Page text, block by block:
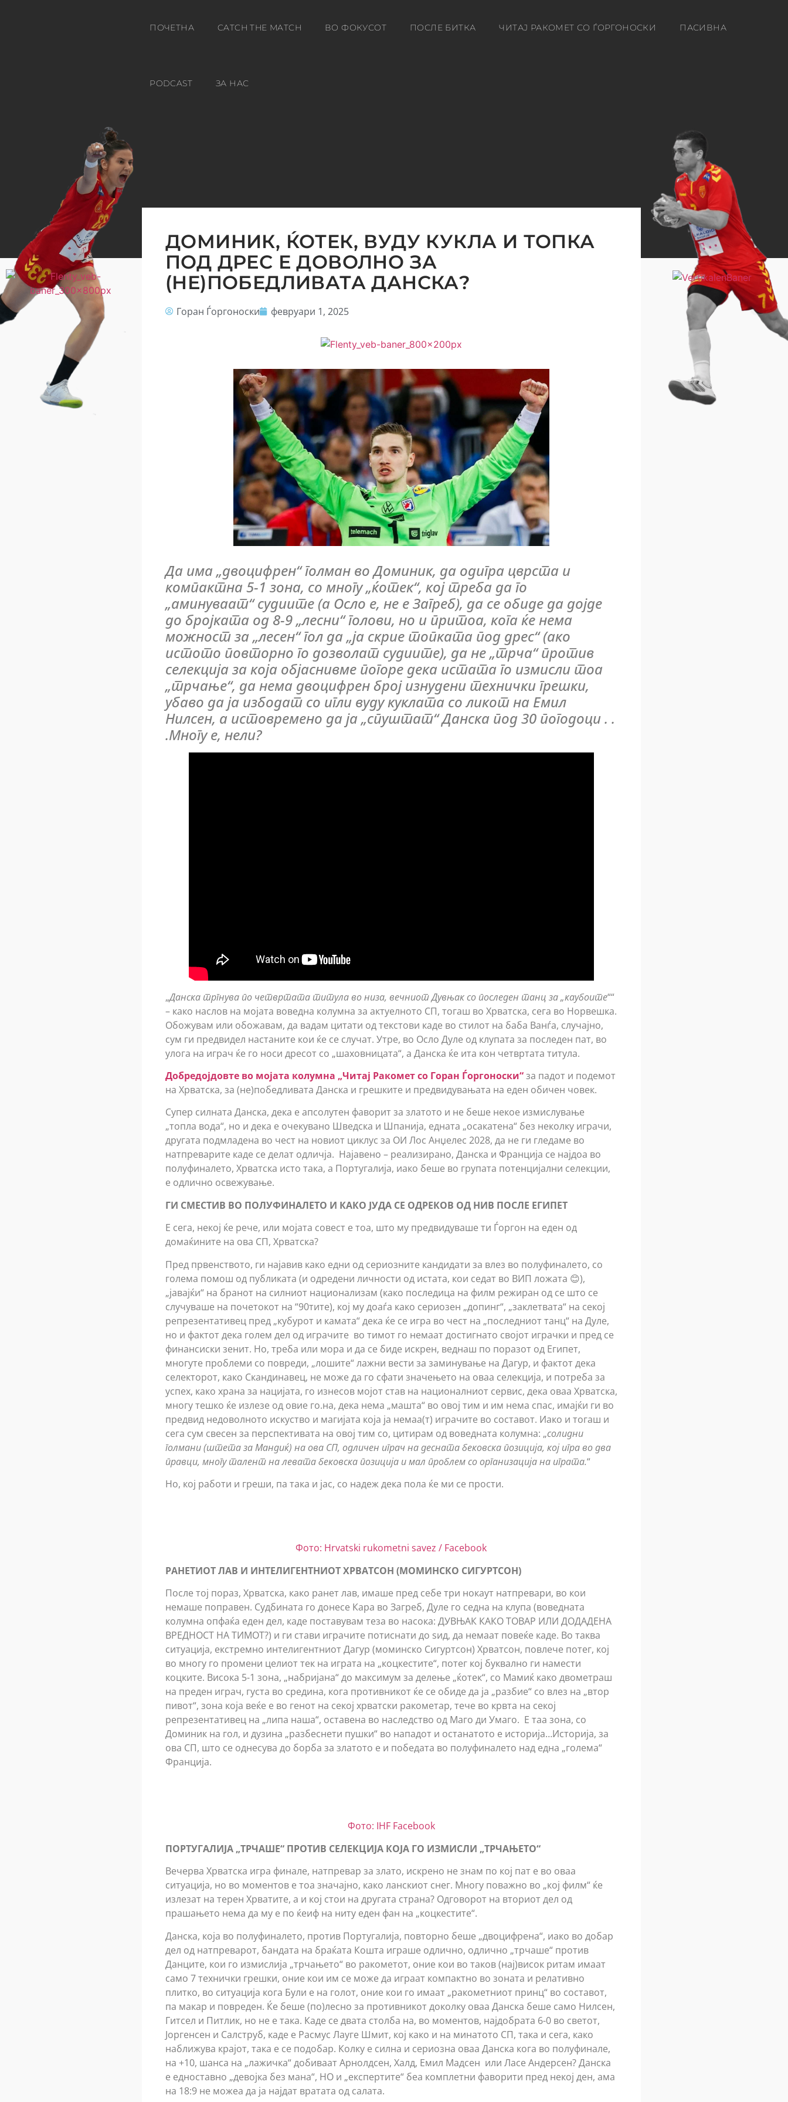
ПОЧЕТНА CATCH THE MATCH ВО ФОКУСОТ ПОСЛЕ БИТКА ЧИТАЈ РАКОМЕТ СО ЃОРГОНОСКИ ПАСИВНА
PODCAST ЗА НАС
ДОМИНИК, ЌОТЕК, ВУДУ КУКЛА И ТОПКА
ПОД ДРЕС Е ДОВОЛНО ЗА
(НЕ)ПОБЕДЛИВАТА ДАНСКА?
Горан Ѓоргоноски февруари 1, 2025
Да има „двоцифрен“ голман во Доминик, да одигра цврста и
компактна 5-1 зона, со многу „ќотек“, кој треба да го
„аминуваат“ судиите (а Осло е, не е Загреб), да се обиде да дојде
до бројката од 8-9 „лесни“ голови, но и притоа, кога ќе нема
можност за „лесен“ гол да „ја скрие топката под дрес“ (ако
истото повторно го дозволат судиите), да не „трча“ против
селекција за која објаснивме погоре дека истата го измисли тоа
„трчање“, да нема двоцифрен број изнудени технички грешки,
убаво да ја избодат со игли вуду куклата со ликот на Емил
Нилсен, а истовремено да ја „спуштат“ Данска под 30 погодоци . .
.Многу е, нели?
„Данска тргнува по четвртата титула во низа, вечниот Дувњак со последен танц за „каубоите““
– како наслов на мојата воведна колумна за актуелното СП, тогаш во Хрватска, сега во Норвешка.
Обожувам или обожавам, да вадам цитати од текстови каде во стилот на баба Ванѓа, случајно,
сум ги предвидел настаните кои ќе се случат. Утре, во Осло Дуле од клупата за последен пат, во
улога на играч ќе го носи дресот со „шаховницата“, а Данска ќе ита кон четвртата титула.
Добредојдовте во мојата колумна „Читај Ракомет со Горан Ѓоргоноски“за падот и подемот
на Хрватска, за (не)победливата Данска и грешките и предвидувањата на еден обичен човек.
Супер силната Данска, дека е апсолутен фаворит за златото и не беше некое измислување
„топла вода“, но и дека е очекувано Шведска и Шпанија, едната „осакатена“ без неколку играчи,
другата подмладена во чест на новиот циклус за ОИ Лос Анџелес 2028, да не ги гледаме во
натпреварите каде се делат одличја. Најавено – реализирано, Данска и Франција се најдоа во
полуфиналето, Хрватска исто така, а Португалија, иако беше во групата потенцијални селекции,
е одлично освежување.
ГИ СМЕСТИВ ВО ПОЛУФИНАЛЕТО И КАКО ЈУДА СЕ ОДРЕКОВ ОД НИВ ПОСЛЕ ЕГИПЕТ
Е сега, некој ќе рече, или мојата совест е тоа, што му предвидуваше ти Ѓоргон на еден од
домаќините на ова СП, Хрватска?
Пред првенството, ги најавив како едни од сериозните кандидати за влез во полуфиналето, со
голема помош од публиката (и одредени личности од истата, кои седат во ВИП ложата 😊),
„јавајќи“ на бранот на силниот национализам (како последица на филм режиран од се што се
случуваше на почетокот на “90тите), кој му доаѓа како сериозен „допинг“, „заклетвата“ на секој
репрезентативец пред „кубурот и камата“ дека ќе се игра во чест на „последниот танц“ на Дуле,
но и фактот дека голем дел од играчите во тимот го немаат достигнато својот играчки и пред се
финансиски зенит. Но, треба или мора и да се биде искрен, веднаш по поразот од Египет,
многуте проблеми со повреди, „лошите“ лажни вести за заминување на Дагур, и фактот дека
селекторот, како Скандинавец, не може да го сфати значењето на оваа селекција, и потреба за
успех, како храна за нацијата, го изнесов мојот став на националниот сервис, дека оваа Хрватска,
многу тешко ќе излезе од овие го.на, дека нема „машта“ во овој тим и им нема спас, имајќи ги во
предвид недоволното искуство и магијата која ја немаа(т) играчите во составот. Иако и тогаш и
сега сум свесен за перспективата на овој тим со, цитирам од воведната колумна: „солидни
голмани (штета за Мандиќ) на ова СП, одличен играч на десната бековска позиција, кој игра во два
правци, многу талент на левата бековска позиција и мал проблем со организација на играта.“
Но, кој работи и греши, па така и јас, со надеж дека пола ќе ми се прости.
Фото: Hrvatski rukometni savez / Facebook
РАНЕТИОТ ЛАВ И ИНТЕЛИГЕНТНИОТ ХРВАТСОН (МОМИНСКО СИГУРТСОН)
После тој пораз, Хрватска, како ранет лав, имаше пред себе три нокаут натпревари, во кои
немаше поправен. Судбината го донесе Кара во Загреб, Дуле го седна на клупа (воведната
колумна опфаќа еден дел, каде поставувам теза во насока: ДУВЊАК КАКО ТОВАР ИЛИ ДОДАДЕНА
ВРЕДНОСТ НА ТИМОТ?) и ги стави играчите потиснати до ѕид, да немаат повеќе каде. Во таква
ситуација, екстремно интелигентниот Дагур (моминско Сигуртсон) Хрватсон, повлече потег, кој
во многу го промени целиот тек на играта на „коцкестите“, потег кој буквално ги намести
коцките. Висока 5-1 зона, „набријана“ до максимум за делење „ќотек“, со Мамиќ како двометраш
на преден играч, густа во средина, кога противникот ќе се обиде да ја „разбие“ со влез на „втор
пивот“, зона која веќе е во генот на секој хрватски ракометар, тече во крвта на секој
репрезентативец на „липа наша“, оставена во наследство од Маго ди Умаго. Е таа зона, со
Доминик на гол, и дузина „разбеснети пушки“ во нападот и останатото е историја…Историја, за
ова СП, што се однесува до борба за златото е и победата во полуфиналето над една „голема“
Франција.
Фото: IHF Facebook
ПОРТУГАЛИЈА „ТРЧАШЕ“ ПРОТИВ СЕЛЕКЦИЈА КОЈА ГО ИЗМИСЛИ „ТРЧАЊЕТО“
Вечерва Хрватска игра финале, натпревар за злато, искрено не знам по кој пат е во оваа
ситуација, но во моментов е тоа значајно, како ланскиот снег. Многу поважно во „кој филм“ ќе
излезат на терен Хрватите, а и кој стои на другата страна? Одговорот на вториот дел од
прашањето нема да му е по ќеиф на ниту еден фан на „коцкестите“.
Данска, која во полуфиналето, против Португалија, повторно беше „двоцифрена“, иако во добар
дел од натпреварот, бандата на браќата Кошта играше одлично, одлично „трчаше“ против
Данците, кои го измислија „трчањето“ во ракометот, оние кои во таков (нај)висок ритам имаат
само 7 технички грешки, оние кои им се може да играат компактно во зоната и релативно
плитко, во ситуација кога Були е на голот, оние кои го имаат „ракометниот принц“ во составот,
па макар и повреден. Ќе беше (по)лесно за противникот доколку оваа Данска беше само Нилсен,
Гитсел и Питлик, но не е така. Каде се двата столба на, во моментов, најдобрата 6-0 во светот,
Јоргенсен и Салструб, каде е Расмус Лауге Шмит, кој како и на минатото СП, така и сега, како
наближува крајот, така е се подобар. Колку е силна и сериозна оваа Данска кога во полуфинале,
на +10, шанса на „лажичка“ добиваат Арнолдсен, Халд, Емил Мадсен или Ласе Андерсен? Данска
е едноставно „девојка без мана“, НО и „експертите“ беа комплетни фаворити пред некој ден, ама
на 18:9 не можеа да ја најдат вратата од салата.